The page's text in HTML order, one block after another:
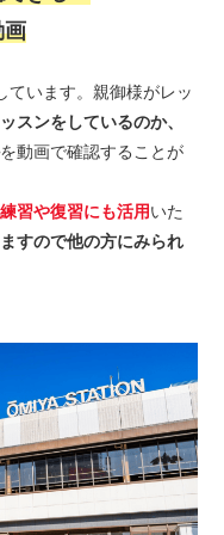
画
ています。親御様がレッ
スンをしているのか、
を動画で確認することが
習や復習にも活用いた
すので他の方にみられ